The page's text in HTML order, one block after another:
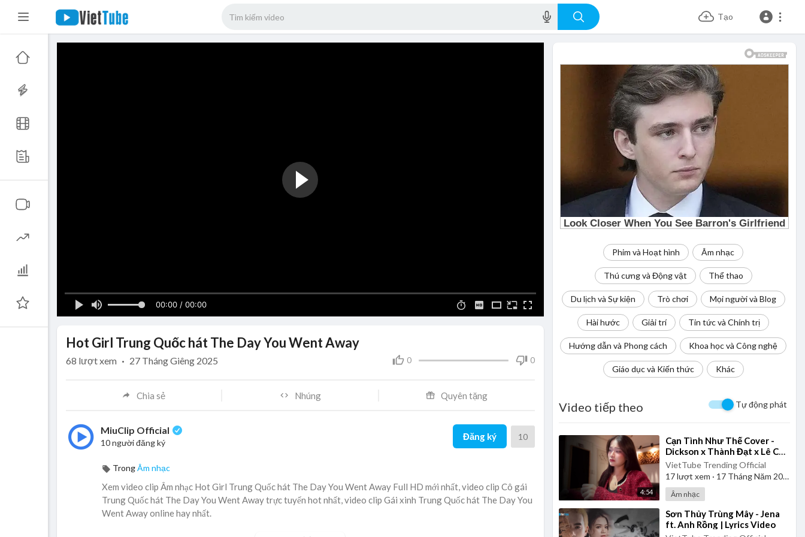
Tạo
00:00 / 00:00
Phim và Hoạt hình Âm nhạc
Thú cưng và Động vật Thể thao
Du lịch và Sự kiện Trò chơi Mọi người và Blog
Hài hước Giải trí Tin tức và Chính trị
Hướng dẫn và Phong cách Khoa học và Công nghệ
Giáo dục và Kiến thức Khác
Video tiếp theo Tự động phát
4:54
⁣Cạn Tình Như Thế Cover -
Dickson x Thành Đạt x Lê Chí
Trung - Kiều Chi
VietTube Trending Official
17lượt xem · 17 Tháng Năm 2026
Âm nhạc
⁣Sơn Thủy Trùng Mây - Jena
ft. Anh Rồng | Lyrics Video
Hot Girl Trung Quốc hát The Day You Went Away
0 0
68 lượt xem · 27 Tháng Giêng 2025
Chia sẻ Nhúng Quyên tặng
MiuClip Official
10 người đăng ký
Đăng ký 10
TrongÂm nhạc
Xem video clip Âm nhạc Hot Girl Trung Quốc hát The Day You Went Away Full HD mới nhất, video clip Cô gái
Trung Quốc hát The Day You Went Away trực tuyến hot nhất, video clip Gái xinh Trung Quốc hát The Day You
Went Away online hay nhất.